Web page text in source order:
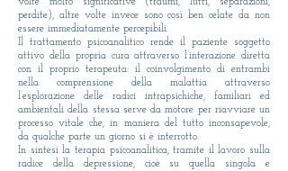
perdite), altre volte invece sono così ben celate da non
essere immediatamente percepibili.
Il trattamento psicoanalitico rende il paziente soggetto
attivo della propria cura attraverso l’interazione diretta
con il proprio terapeuta: il coinvolgimento di entrambi
nella comprensione della malattia attraverso
l’esplorazione delle radici intrapsichiche, familiari ed
ambientali della stessa serve da motore per riavviare un
processo vitale che, in maniera del tutto inconsapevole,
da qualche parte un giorno si è interrotto.
In sintesi la terapia psicoanalitica, tramite il lavoro sulla
radice della depressione, cioè su quella singola e